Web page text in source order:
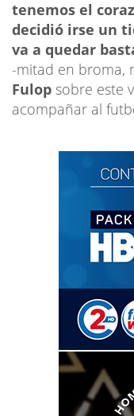
tenemos el
decidió irse un
va a quedar
-mitad en broma,
Fulop sobre este
acompañar al